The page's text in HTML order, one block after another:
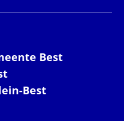
Best
Best